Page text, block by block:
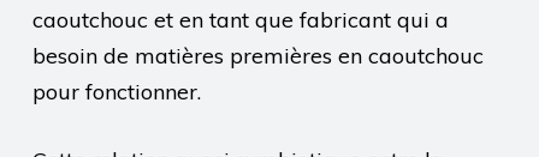
caoutchouc et en tant que fabricant qui a
besoin de matières premières en caoutchouc
pour fonctionner.